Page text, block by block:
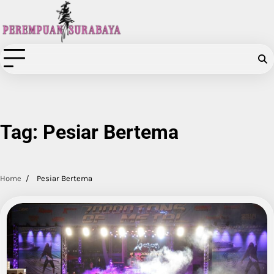
content
Tag: Pesiar Bertema
Home Pesiar Bertema